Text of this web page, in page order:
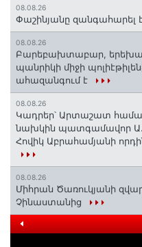
08.08.26
Փաշինյանը զանգահարել
08.08.26
Բարեբախտաբար, երեխաս
պանրիկի միջի
ահազանգում է
08.08.26
Կադրեր՝ Արտաշատ
նախկին պատգամավոր
Հովիկ Աբրահամյանի
08.08.26
Միհրան Ծառուկյանի
Չինաստանից